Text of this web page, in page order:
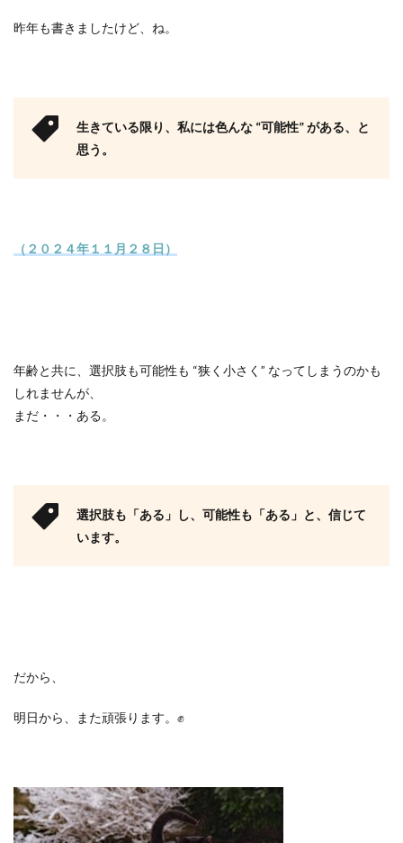
昨年も書きましたけど、ね。
生きている限り、私には色んな “可能性” がある、と
思う。
（２０２４年１１月２８日）
年齢と共に、選択肢も可能性も “狭く小さく” なってしまうのかも
しれませんが、
まだ・・・ある。
選択肢も「ある」し、可能性も「ある」と、信じて
います。
だから、
明日から、また頑張ります。✊